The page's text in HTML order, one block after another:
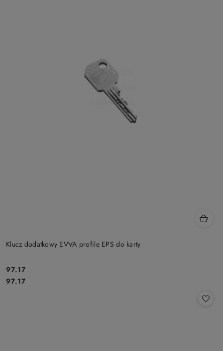
Klucz dodatkowy EVVA profile EPS do karty
Cena:
97.17
Cena:
97.17